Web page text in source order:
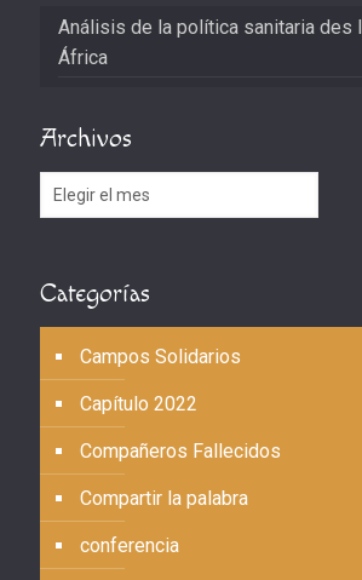
Análisis de la política sanitaria des
África
Archivos
Archivos
Categorías
Campos Solidarios
Capítulo 2022
Compañeros Fallecidos
Compartir la palabra
conferencia